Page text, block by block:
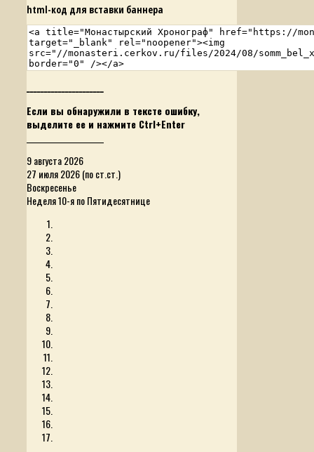
html-код для вставки баннера
Если вы обнаружили в тексте ошибку,
выделите ее и нажмите Ctrl+Enter
9 августа 2026
27 июля 2026 (по ст.ст.)
Воскресенье
Неделя 10-я по Пятидесятнице